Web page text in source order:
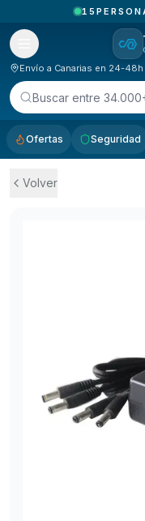
15
Envío a Canarias en 24-48h
Buscar entre
Ofertas Seguridad
Volver